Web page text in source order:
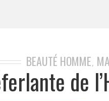
BEAUTÉ HOMME,
de